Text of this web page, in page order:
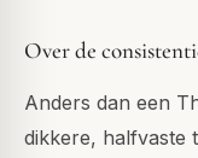
Over de
Anders dan een
dikkere, halfvaste